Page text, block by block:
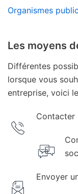
Organismes
Les moyens
Différentes
lorsque vous
entreprise, voici
Contacter
Envoyer